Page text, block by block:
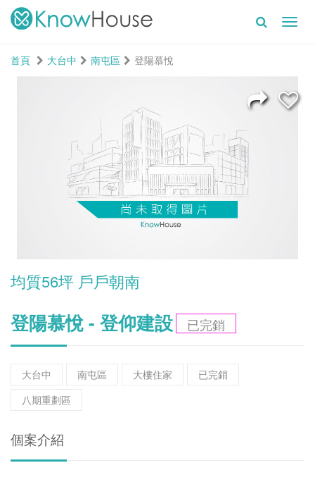
首頁 大台中 南屯區 登陽慕悅
均質56坪 戶戶朝南
登陽慕悅 - 登仰建設 已完銷
大台中 南屯區 大樓住家
已完銷
八期重劃區
個案介紹